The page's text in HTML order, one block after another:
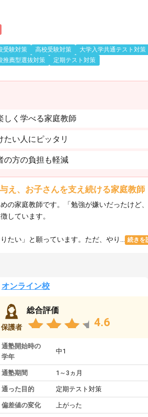
受験対策 高校受験対策 大学入学共通テスト対策
推薦型選抜対策 定期テスト対策
しく学べる家庭教師
たい人にピッタリ
の方の負担も軽減
え、お子さんを支え続ける家庭教師
の家庭教師です。「勉強が嫌いだったけ
しています。
たい」と願っています。ただ、やり... 続きを
オンライン校
保護者
総合評価
4.6
通塾開始時の
学年
中1
通塾期間 1～3ヵ月
通った目的 定期テスト対策
偏差値の変化 上がった